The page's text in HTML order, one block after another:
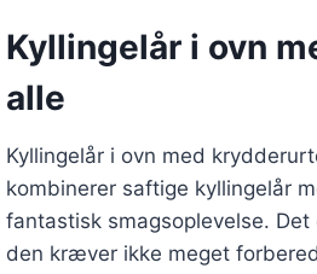
Kyllingelår i ovn
alle
Kyllingelår i ovn med
kombinerer saftige kyllingelår
fantastisk smagsoplevelse.
den kræver ikke meget